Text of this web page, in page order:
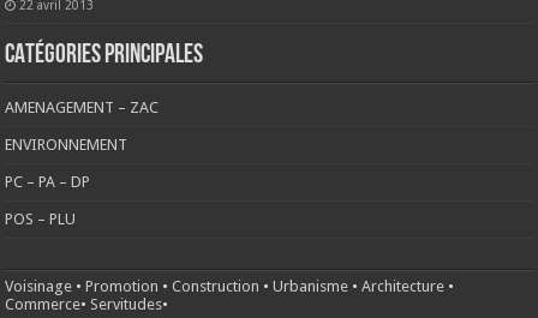
22 avril 2013
CATÉGORIES PRINCIPALES
AMENAGEMENT – ZAC
ENVIRONNEMENT
PC – PA – DP
POS – PLU
Voisinage •Promotion •Construction •Urbanisme •Architecture •
Commerce• Servitudes•